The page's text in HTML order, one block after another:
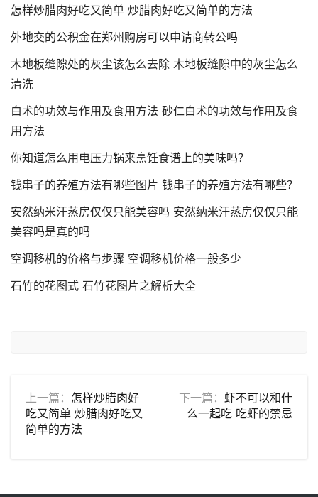
怎样炒腊肉好吃又简单 炒腊肉好吃又简单的方法
外地交的公积金在郑州购房可以申请商转公吗
木地板缝隙处的灰尘该怎么去除 木地板缝隙中的灰尘怎么
清洗
白术的功效与作用及食用方法 砂仁白术的功效与作用及食
用方法
你知道怎么用电压力锅来烹饪食谱上的美味吗？
钱串子的养殖方法有哪些图片 钱串子的养殖方法有哪些？
安然纳米汗蒸房仅仅只能美容吗 安然纳米汗蒸房仅仅只能
美容吗是真的吗
空调移机的价格与步骤 空调移机价格一般多少
石竹的花图式 石竹花图片之解析大全
上一篇： 怎样炒腊肉好
吃又简单 炒腊肉好吃又
简单的方法
下一篇： 虾不可以和什
么一起吃 吃虾的禁忌